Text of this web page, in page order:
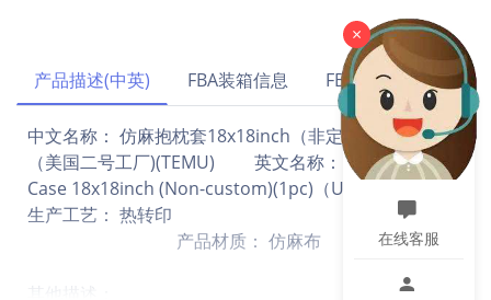
产品描述(中英) FBA装箱信息 FBA运费试算
中文名称： 仿麻抱枕套18x18inch（非定制）(1个装)
（美国二号工厂)(TEMU) 英文名称： Linen Pillow
Case 18x18inch (Non-custom)(1pc)（US02)(TEMU)
生产工艺： 热转印
产品材质： 仿麻布
×
在线客服